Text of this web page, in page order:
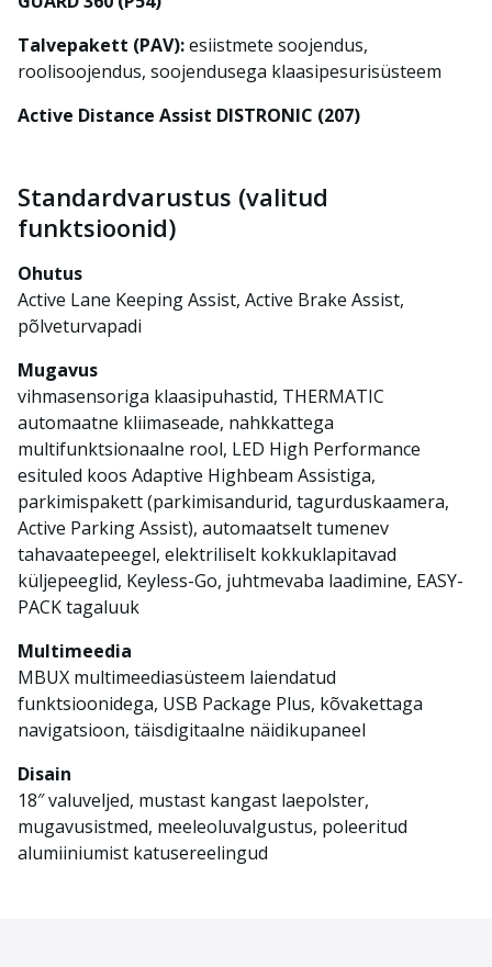
Talvepakett (PAV):esiistmete soojendus,
roolisoojendus, soojendusega klaasipesurisüsteem
Active Distance Assist DISTRONIC (207)
Standardvarustus (valitud
funktsioonid)
Ohutus
Active Lane Keeping Assist, Active Brake Assist,
põlveturvapadi
Mugavus
vihmasensoriga klaasipuhastid, THERMATIC
automaatne kliimaseade, nahkkattega
multifunktsionaalne rool, LED High Performance
esituled koos Adaptive Highbeam Assistiga,
parkimispakett (parkimisandurid, tagurduskaamera,
Active Parking Assist), automaatselt tumenev
tahavaatepeegel, elektriliselt kokkuklapitavad
küljepeeglid, Keyless-Go, juhtmevaba laadimine, EASY-
PACK tagaluuk
Multimeedia
MBUX multimeediasüsteem laiendatud
funktsioonidega, USB Package Plus, kõvakettaga
navigatsioon, täisdigitaalne näidikupaneel
Disain
18″ valuveljed, mustast kangast laepolster,
mugavusistmed, meeleoluvalgustus, poleeritud
alumiiniumist katusereelingud